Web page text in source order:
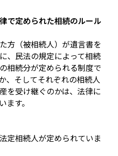
で定められた相続のルール
方（被相続人）が遺言書を
、民法の規定によって相続
相続分が定められる制度で
、そしてそれぞれの相続人
を受け継ぐのかは、法律に
ます。
定相続人が定められていま